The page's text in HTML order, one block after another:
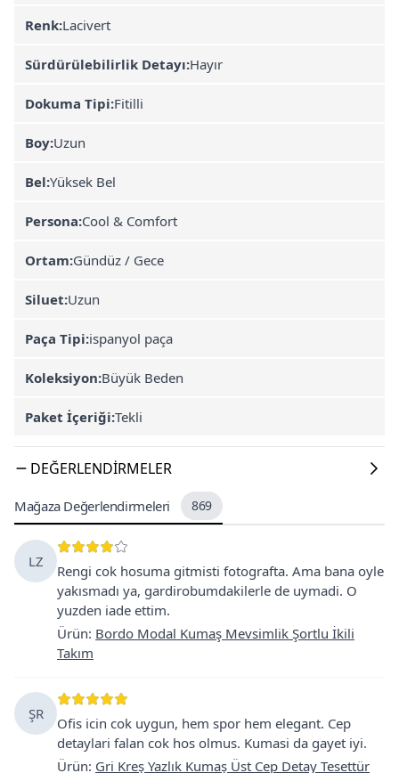
Renk:Lacivert
Sürdürülebilirlik Detayı:Hayır
Dokuma Tipi:Fitilli
Boy:Uzun
Bel:Yüksek Bel
Persona:Cool & Comfort
Ortam:Gündüz / Gece
Siluet:Uzun
Paça Tipi:ispanyol paça
Koleksiyon:Büyük Beden
Paket İçeriği:Tekli
DEĞERLENDIRMELER
Mağaza Değerlendirmeleri 869
LZ
Rengi cok hosuma gitmisti fotografta. Ama bana oyle
yakısmadı ya, gardirobumdakilerle de uymadi. O
yuzden iade ettim.
Ürün: Bordo Modal Kumaş Mevsimlik Şortlu İkili
Takım
ŞR
Ofis icin cok uygun, hem spor hem elegant. Cep
detaylari falan cok hos olmus. Kumasi da gayet iyi.
Ürün: Gri Kreş Yazlık Kumaş Üst Cep Detay Tesettür